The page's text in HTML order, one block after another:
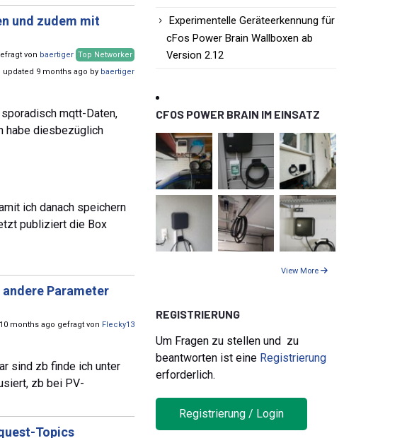
und zudem mit
von baertiger Top Networker
updated 9 months ago by baertiger
mqtt-Daten,
habe diesbezüglich
ich danach speichern
publiziert die Box
Parameter
10 months ago gefragt von Flecky13
sind zb finde ich unter
zb bei PV-
Topics
Experimentelle Geräteerkennung für
cFos Power Brain Wallboxen ab
Version 2.12
CFOS POWER BRAIN IM EINSATZ
View More
REGISTRIERUNG
Um Fragen zu stellen und zu
beantworten ist eine Registrierung
erforderlich.
Registrierung / Login